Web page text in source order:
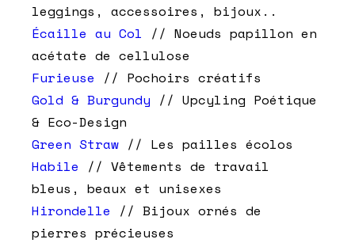
leggings, accessoires, bijoux..
Écaille au Col // Noeuds papillon en
acétate de cellulose
Furieuse // Pochoirs créatifs
Gold & Burgundy // Upcyling Poétique
& Eco-Design
Green Straw // Les pailles écolos
Habile // Vêtements de travail
bleus, beaux et unisexes
Hirondelle // Bijoux ornés de
pierres précieuses